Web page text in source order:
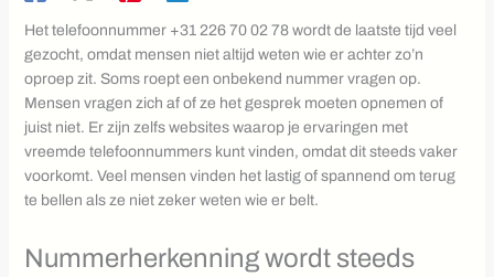
Het telefoonnummer +31 226 70 02 78 wordt de laatste tijd veel
gezocht, omdat mensen niet altijd weten wie er achter zo’n
oproep zit. Soms roept een onbekend nummer vragen op.
Mensen vragen zich af of ze het gesprek moeten opnemen of
juist niet. Er zijn zelfs websites waarop je ervaringen met
vreemde telefoonnummers kunt vinden, omdat dit steeds vaker
voorkomt. Veel mensen vinden het lastig of spannend om terug
te bellen als ze niet zeker weten wie er belt.
Nummerherkenning wordt steeds